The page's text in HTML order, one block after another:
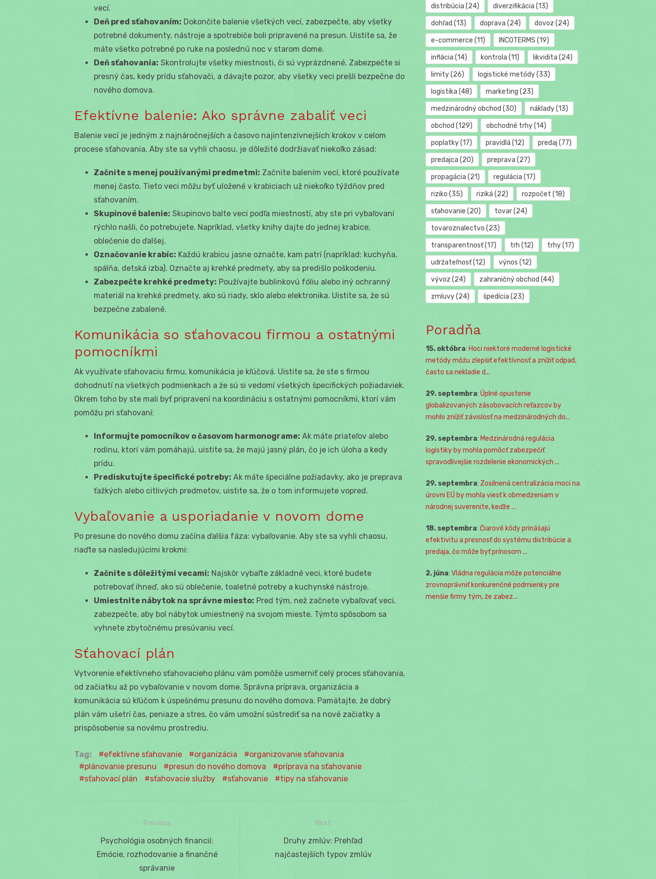
vecí.
Deň pred sťahovaním: Dokončite balenie všetkých vecí, zabezpečte, aby všetky
potrebné dokumenty, nástroje a spotrebiče boli pripravené na presun. Uistite sa, že
máte všetko potrebné po ruke na poslednú noc v starom dome.
Deň sťahovania: Skontrolujte všetky miestnosti, či sú vyprázdnené. Zabezpečte si
presný čas, kedy prídu sťahovači, a dávajte pozor, aby všetky veci prešli bezpečne do
nového domova.
Efektívne balenie: Ako správne zabaliť veci
Balenie vecí je jedným z najnáročnejších a časovo najintenzívnejších krokov v celom
procese sťahovania. Aby ste sa vyhli chaosu, je dôležité dodržiavať niekoľko zásad:
Začnite s menej používanými predmetmi: Začnite balením vecí, ktoré používate
menej často. Tieto veci môžu byť uložené v krabiciach už niekoľko týždňov pred
sťahovaním.
Skupinové balenie: Skupinovo balte veci podľa miestností, aby ste pri vybaľovaní
rýchlo našli, čo potrebujete. Napríklad, všetky knihy dajte do jednej krabice,
oblečenie do ďalšej.
Označovanie krabíc: Každú krabicu jasne označte, kam patrí (napríklad: kuchyňa,
spálňa, detská izba). Označte aj krehké predmety, aby sa predišlo poškodeniu.
Zabezpečte krehké predmety: Používajte bublinkovú fóliu alebo iný ochranný
materiál na krehké predmety, ako sú riady, sklo alebo elektronika. Uistite sa, že sú
bezpečne zabalené.
Komunikácia so sťahovacou firmou a ostatnými
pomocníkmi
Ak využívate sťahovaciu firmu, komunikácia je kľúčová. Uistite sa, že ste s firmou
dohodnutí na všetkých podmienkach a že sú si vedomí všetkých špecifických požiadaviek.
Okrem toho by ste mali byť pripravení na koordináciu s ostatnými pomocníkmi, ktorí vám
pomôžu pri sťahovaní:
Informujte pomocníkov o časovom harmonograme: Ak máte priateľov alebo
rodinu, ktorí vám pomáhajú, uistite sa, že majú jasný plán, čo je ich úloha a kedy
prídu.
Prediskutujte špecifické potreby: Ak máte špeciálne požiadavky, ako je preprava
ťažkých alebo citlivých predmetov, uistite sa, že o tom informujete vopred.
Vybaľovanie a usporiadanie v novom dome
Po presune do nového domu začína ďalšia fáza: vybaľovanie. Aby ste sa vyhli chaosu,
riaďte sa nasledujúcimi krokmi:
Začnite s dôležitými vecami: Najskôr vybaľte základné veci, ktoré budete
potrebovať ihneď, ako sú oblečenie, toaletné potreby a kuchynské nástroje.
Umiestnite nábytok na správne miesto: Pred tým, než začnete vybaľovať veci,
zabezpečte, aby bol nábytok umiestnený na svojom mieste. Týmto spôsobom sa
vyhnete zbytočnému presúvaniu vecí.
Sťahovací plán
Vytvorenie efektívneho sťahovacieho plánu vám pomôže usmerniť celý proces sťahovania,
od začiatku až po vybaľovanie v novom dome. Správna príprava, organizácia a
komunikácia sú kľúčom k úspešnému presunu do nového domova. Pamätajte, že dobrý
plán vám ušetrí čas, peniaze a stres, čo vám umožní sústrediť sa na nové začiatky a
prispôsobenie sa novému prostrediu.
Tag: efektívne sťahovanie organizácia
organizovanie sťahovania
plánovanie presunu
presun do nového domova
príprava na sťahovanie
sťahovací plán
sťahovacie služby sťahovanie tipy na sťahovanie
Navigácia
Previous
Previous
post:
Psychológia osobných financií:
Emócie, rozhodovanie a finančné
správanie
Next
post:
Druhy zmlúv: Prehľad
najčastejších typov zmlúv
distribúcia (24) diverzifikácia (13)
dohľad (13) doprava (24) dovoz (24)
e-commerce (11) INCOTERMS (19)
inflácia (14) kontrola (11) likvidita (24)
limity(26) logistické metódy(33)
logistika (48) marketing (23)
medzinárodný obchod (30) náklady(13)
obchod (129) obchodné trhy(14)
poplatky(17) pravidlá (12) predaj (77)
predajca (20) preprava (27)
propagácia (21) regulácia (17)
riziko (35) riziká (22) rozpočet (18)
sťahovanie (20) tovar(24)
tovaroznalectvo (23)
transparentnosť(17) trh (12) trhy(17)
udržateľnosť(12) výnos (12)
vývoz (24) zahraničný obchod (44)
zmluvy(24) špedícia (23)
Poradňa
15. októbra: Hoci niektoré moderné logistické
metódy môžu zlepšiť efektívnosť a znížiť odpad,
často sa nekladie d...
29. septembra: Úplné opustenie
globalizovaných zásobovacích reťazcov by
mohlo znížiť závislosť na medzinárodných do...
29. septembra: Medzinárodná regulácia
logistiky by mohla pomôcť zabezpečiť
spravodlivejšie rozdelenie ekonomických ...
29. septembra: Zosilnená centralizácia moci na
úrovni EÚ by mohla viesť k obmedzeniam v
národnej suverenite, keďže ...
18. septembra: Čiarové kódy prinášajú
efektivitu a presnosť do systému distribúcie a
predaja, čo môže byť prínosom ...
2. júna: Vládna regulácia môže potenciálne
zrovnoprávniť konkurenčné podmienky pre
menšie firmy tým, že zabez...